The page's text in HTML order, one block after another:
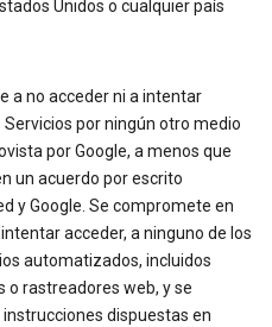
Unidos o cualquier país
a no acceder ni a intentar
por ningún otro medio
por Google, a menos que
un acuerdo por escrito
y Google. Se compromete en
acceder, a ninguno de los
automatizados, incluidos
o rastreadores web, y se
dispuestas en